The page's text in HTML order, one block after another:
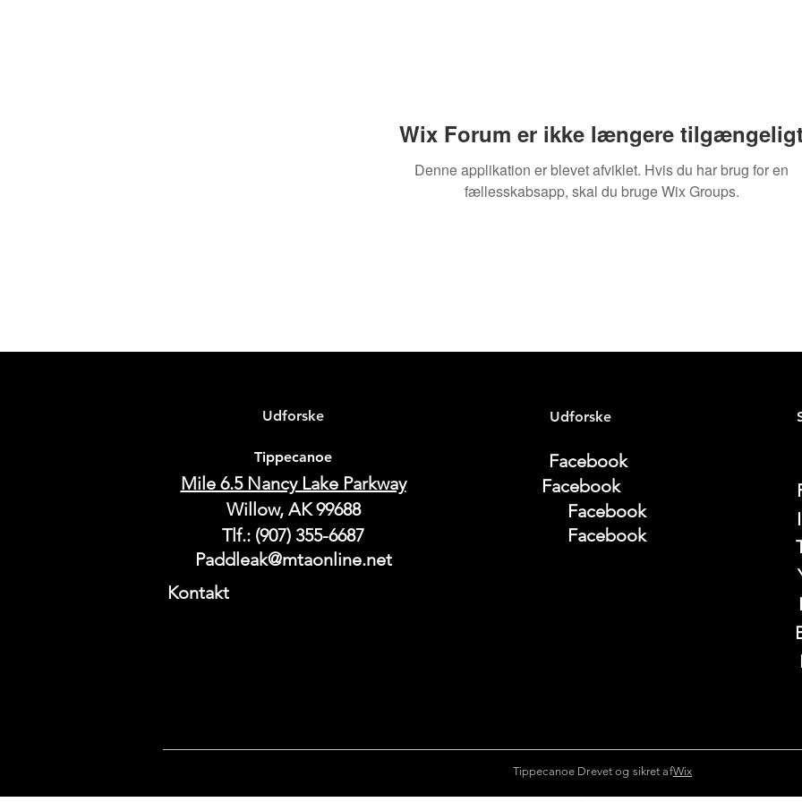
Wix Forum er ikke længere
Denne applikation er blevet afviklet. Hvis du har brug for en
fællesskabsapp, skal du bruge Wix Groups.
Tippecanoe
Mile 6.5 Nancy Lake Parkway
Willow, AK 99688
Tlf.: (907) 355-6687
Paddleak@mtaonline.net
Kontakt
Udforske
Facebook
Facebook
Facebook
Facebook
Tippecanoe Drevet og sikret afWix
Udforske